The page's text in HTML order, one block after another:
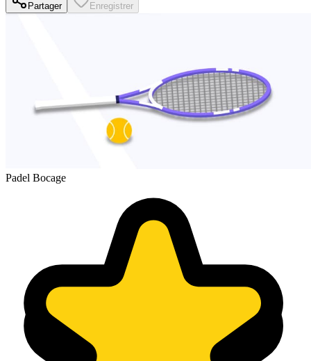
Partager Enregistrer
Padel Bocage